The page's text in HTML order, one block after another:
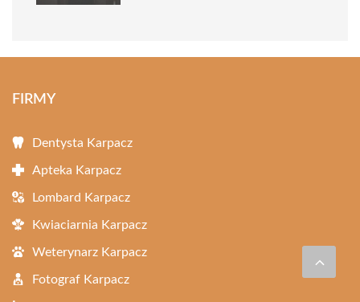
FIRMY
Dentysta Karpacz
Apteka Karpacz
Lombard Karpacz
Kwiaciarnia Karpacz
Weterynarz Karpacz
Fotograf Karpacz